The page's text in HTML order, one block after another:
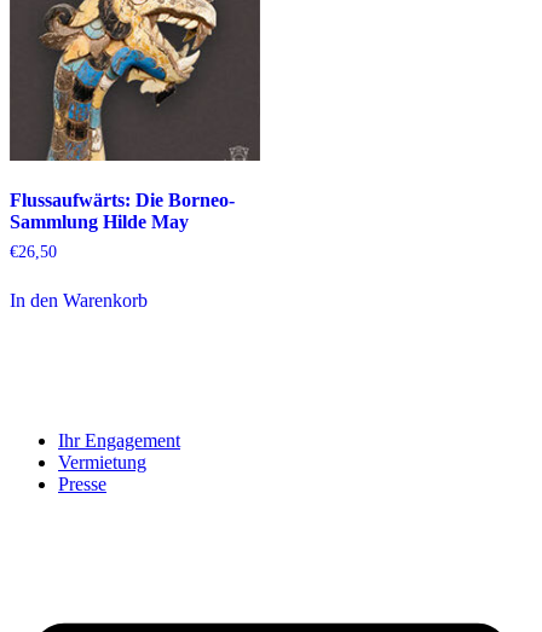
Flussaufwärts: Die Borneo-
Sammlung Hilde May
€26,50
In den Warenkorb
Ihr Engagement
Vermietung
Presse